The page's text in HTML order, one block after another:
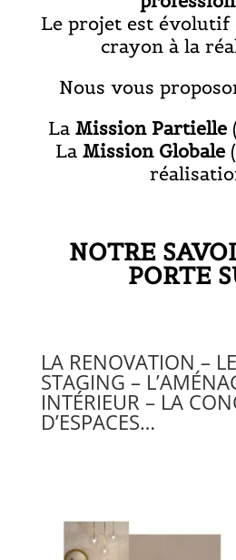
Le projet est évolutif
crayon à la
Nous vous
La Mission Partielle
La Mission Globale
NOTRE
PORTE
LA RENOVATION –
STAGING –
INTÉRIEUR – LA
D’ESPACES…